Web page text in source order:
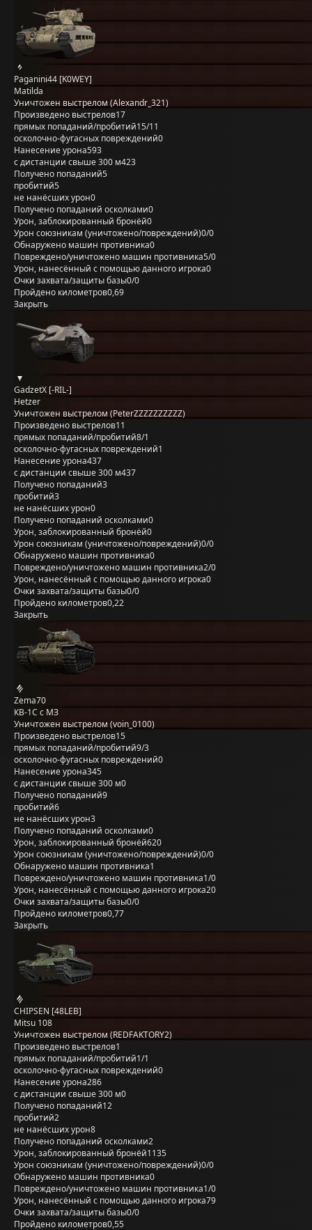
Paganini44 [K0WEY]
Matilda
Уничтожен выстрелом (Alexandr_321)
Произведено выстрелов17
прямых попаданий/пробитий15/11
осколочно-фугасных повреждений0
Нанесение урона593
с дистанции свыше 300 м423
Получено попаданий5
пробитий5
не нанёсших урон0
Получено попаданий осколками0
Урон, заблокированный бронёй0
Урон союзникам (уничтожено/повреждений)0/0
Обнаружено машин противника0
Повреждено/уничтожено машин противника5/0
Урон, нанесённый с помощью данного игрока0
Очки захвата/защиты базы0/0
Пройдено километров0,69
Закрыть
GadzetX [-RIL-]
Hetzer
Уничтожен выстрелом (PeterZZZZZZZZZZ)
Произведено выстрелов11
прямых попаданий/пробитий8/1
осколочно-фугасных повреждений1
Нанесение урона437
с дистанции свыше 300 м437
Получено попаданий3
пробитий3
не нанёсших урон0
Получено попаданий осколками0
Урон, заблокированный бронёй0
Урон союзникам (уничтожено/повреждений)0/0
Обнаружено машин противника0
Повреждено/уничтожено машин противника2/0
Урон, нанесённый с помощью данного игрока0
Очки захвата/защиты базы0/0
Пройдено километров0,22
Закрыть
Zema70
КВ-1С с МЗ
Уничтожен выстрелом (voin_0100)
Произведено выстрелов15
прямых попаданий/пробитий9/3
осколочно-фугасных повреждений0
Нанесение урона345
с дистанции свыше 300 м0
Получено попаданий9
пробитий6
не нанёсших урон3
Получено попаданий осколками0
Урон, заблокированный бронёй620
Урон союзникам (уничтожено/повреждений)0/0
Обнаружено машин противника1
Повреждено/уничтожено машин противника1/0
Урон, нанесённый с помощью данного игрока20
Очки захвата/защиты базы0/0
Пройдено километров0,77
Закрыть
CHIPSEN [48LEB]
Mitsu 108
Уничтожен выстрелом (REDFAKTORY2)
Произведено выстрелов1
прямых попаданий/пробитий1/1
осколочно-фугасных повреждений0
Нанесение урона286
с дистанции свыше 300 м0
Получено попаданий12
пробитий2
не нанёсших урон8
Получено попаданий осколками2
Урон, заблокированный бронёй1135
Урон союзникам (уничтожено/повреждений)0/0
Обнаружено машин противника0
Повреждено/уничтожено машин противника1/0
Урон, нанесённый с помощью данного игрока79
Очки захвата/защиты базы0/0
Пройдено километров0,55